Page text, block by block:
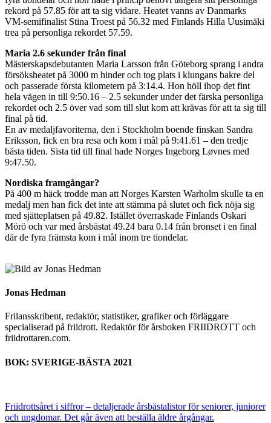
rekord på 57.85 för att ta sig vidare. Heatet vanns av Danmarks
VM-semifinalist Stina Troest på 56.32 med Finlands Hilla Uusimäki
trea på personliga rekordet 57.59.
Maria 2.6 sekunder från final
Mästerskapsdebutanten Maria Larsson från Göteborg sprang i andra
försöksheatet på 3000 m hinder och tog plats i klungans bakre del
och passerade första kilometern på 3:14.4. Hon höll ihop det fint
hela vägen in till 9:50.16 – 2.5 sekunder under det färska personliga
rekordet och 2.5 över vad som till slut kom att krävas för att ta sig till
final på tid.
En av medaljfavoriterna, den i Stockholm boende finskan Sandra
Eriksson, fick en bra resa och kom i mål på 9:41.61 – den tredje
bästa tiden. Sista tid till final hade Norges Ingeborg Løvnes med
9:47.50.
Nordiska framgångar?
På 400 m häck trodde man att Norges Karsten Warholm skulle ta en
medalj men han fick det inte att stämma på slutet och fick nöja sig
med sjätteplatsen på 49.82. Istället överraskade Finlands Oskari
Mörö och var med årsbästat 49.24 bara 0.14 från bronset i en final
där de fyra främsta kom i mål inom tre tiondelar.
Jonas Hedman
Frilansskribent, redaktör, statistiker, grafiker och förläggare
specialiserad på friidrott. Redaktör för årsboken FRIIDROTT och
friidrottaren.com.
BOK: SVERIGE-BÄSTA 2021
Friidrottsåret i siffror – detaljerade årsbästalistor för seniorer, juniorer
och ungdomar. Det går även att beställa äldre årgångar.